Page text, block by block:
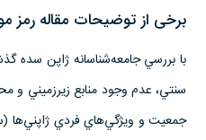
برخی از توضیحات مقاله
با بررسي جامعه‌شناسانه ژاپن سده
سنتي، عدم وجود منابع زيرزميني و
جمعيت و ويژگي‌هاي فردي ژاپني‌ها